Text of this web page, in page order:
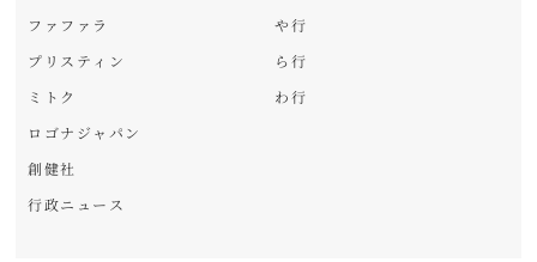
ファファラ
プリスティン
ミトク
ロゴナジャパン
創健社
行政ニュース
や行
ら行
わ行